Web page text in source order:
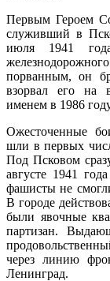
Первым Героем
служивший в
июля 1941
порванным, он
взорвал его на
именем в 1986
Ожесточенные
шли в первых
Под Псковом
августе 1941
фашисты не
В городе
были явочные
партизан.
через линию
Ленинград.